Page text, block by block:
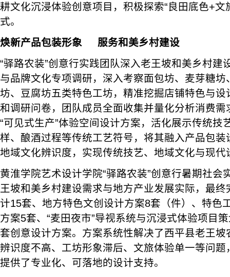
耕文化沉浸体验创意项目，积极探索“良田底色+文
式。
焕新产品包装形象
服务和美乡村建设
“驿路农装”创意行实践团队深入老王坡和美乡村建
与品牌文化专项调研，深入考察面包坊、麦芽糖
坊、豆腐坊五类特色工坊，精准挖掘店铺特色与
和调研问卷，团队成员全面收集并量化分析消费
“可见式生产”体验空间设计方案，活化展示传统技
样、酿酒过程等传统工艺符号，将其融入产品包
地域文化辨识度，实现传统技艺、地域文化与现代
黄淮学院艺术设计学院“驿路农装”创意行暑期社会
王坡和美乡村建设需求与地方产业发展实际，最
计15套、地方特色文创设计方案8套（件）、特色
方案5套、“麦田夜市”导视系统与沉浸式体验项目
套创意设计方案。方案系统性解决了西平县老王
辨识度不高、工坊形象滞后、文旅体验单一等问
提供了专业化、可落地的设计支持。